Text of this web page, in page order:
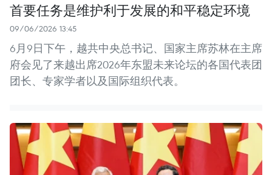
首要任务是维护利于发展的和平稳定环境
09/06/2026 13:45
6月9日下午，越共中央总书记、国家主席苏林在主席
府会见了来越出席2026年东盟未来论坛的各国代表团
团长、专家学者以及国际组织代表。